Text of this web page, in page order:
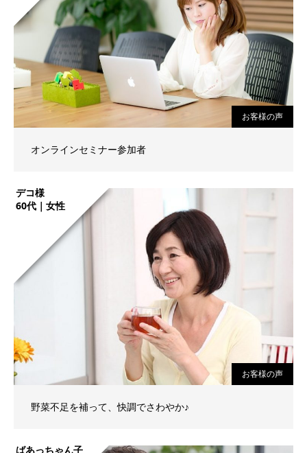
お客様の声
オンラインセミナー参加者
デコ様
60代｜女性
お客様の声
野菜不足を補って、快調でさわやか♪
ばあっちゃん子